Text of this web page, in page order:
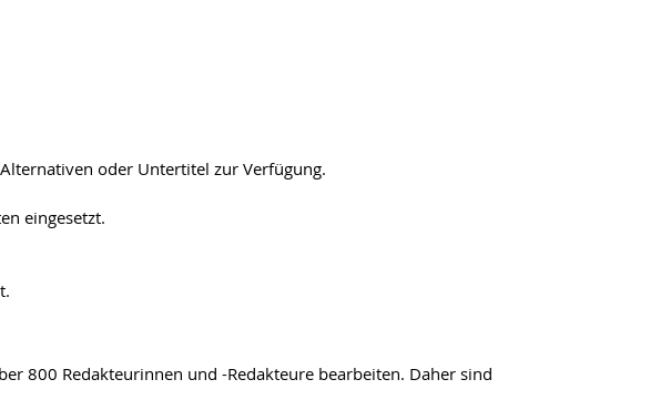
oder Untertitel zur Verfügung.
eingesetzt.
800 Redakteurinnen und -Redakteure bearbeiten. Daher sind